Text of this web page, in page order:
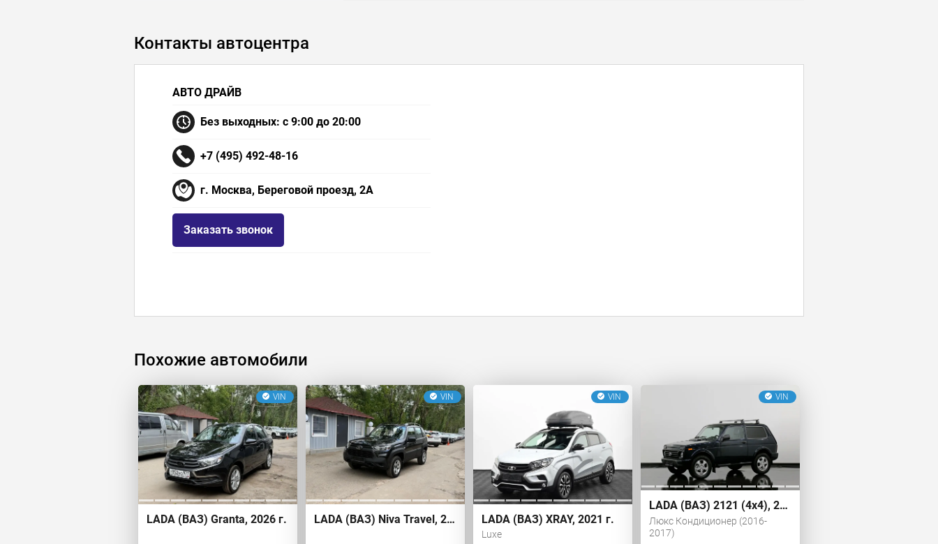
Контакты автоцентра
АВТО ДРАЙВ
Без выходных: с 9:00 до 20:00
+7 (495) 492-48-16
г. Москва, Береговой проезд, 2А
Заказать звонок
Похожие автомобили
VIN
LADA (ВАЗ) Granta, 2026 г.
VIN
LADA (ВАЗ) Niva Travel, 2023 г.
VIN
LADA (ВАЗ) XRAY, 2021 г.
Luxe
VIN
LADA (ВАЗ) 2121 (4x4), 2018 г.
Люкс Кондиционер (2016-
2017)